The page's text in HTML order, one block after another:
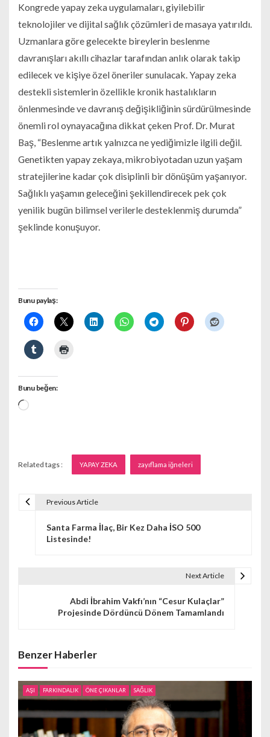
Kongrede yapay zeka uygulamaları, giyilebilir
teknolojiler ve dijital sağlık çözümleri de masaya yatırıldı.
Uzmanlara göre gelecekte bireylerin beslenme
davranışları akıllı cihazlar tarafından anlık olarak takip
edilecek ve kişiye özel öneriler sunulacak. Yapay zeka
destekli sistemlerin özellikle kronik hastalıkların
önlenmesinde ve davranış değişikliğinin sürdürülmesinde
önemli rol oynayacağına dikkat çeken Prof. Dr. Murat
Baş, “Beslenme artık yalnızca ne yediğimizle ilgili değil.
Genetikten yapay zekaya, mikrobiyotadan uzun yaşam
stratejilerine kadar çok disiplinli bir dönüşüm yaşanıyor.
Sağlıklı yaşamın geleceğini şekillendirecek pek çok
yenilik bugün bilimsel verilerle desteklenmiş durumda”
şeklinde konuşuyor.
Bunu paylaş:
Bunu beğen:
Yükleniyor...
Related tags : YAPAY ZEKA zayıflama iğneleri
i
n
m
e
Previous Article
Santa Farma İlaç, Bir Kez Daha İSO 500
Listesinde!
Next Article
Abdi İbrahim Vakfı’nın “Cesur Kulaçlar”
Projesinde Dördüncü Dönem Tamamlandı
Benzer Haberler
AŞI FARKINDALIK ÖNE ÇIKANLAR SAĞLIK